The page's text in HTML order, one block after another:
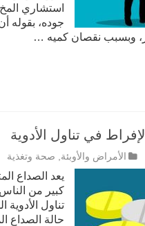
استشاري
جوده، بقوله
وبسبب نقصان كميه …
في تناول الأدوية
الأمراض والأوبئة, صحة وتغذية
يعد الصداع
كبير من
تناول
حالة الصداع